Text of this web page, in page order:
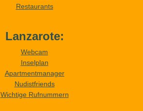
Restaurants
Lanzarote:
Webcam
Inselplan
Apartmentmanager
Nudistfriends
Wichtige Rufnummern